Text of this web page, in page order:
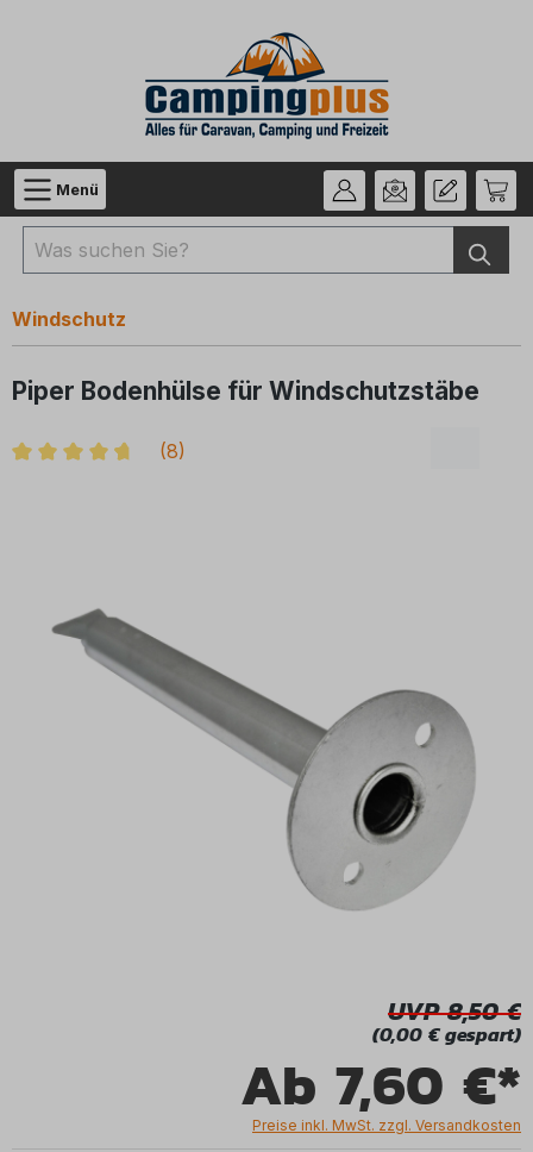
Zum Hauptinhalt springen
Menü
Windschutz
Piper Bodenhülse für Windschutzstäbe
(8)
Ab 7,60 €*
UVP 8,50
(0,00 € gespart)
Preise inkl. MwSt. zzgl. Versandkosten